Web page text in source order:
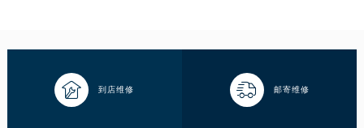
 到店维修  邮寄维修